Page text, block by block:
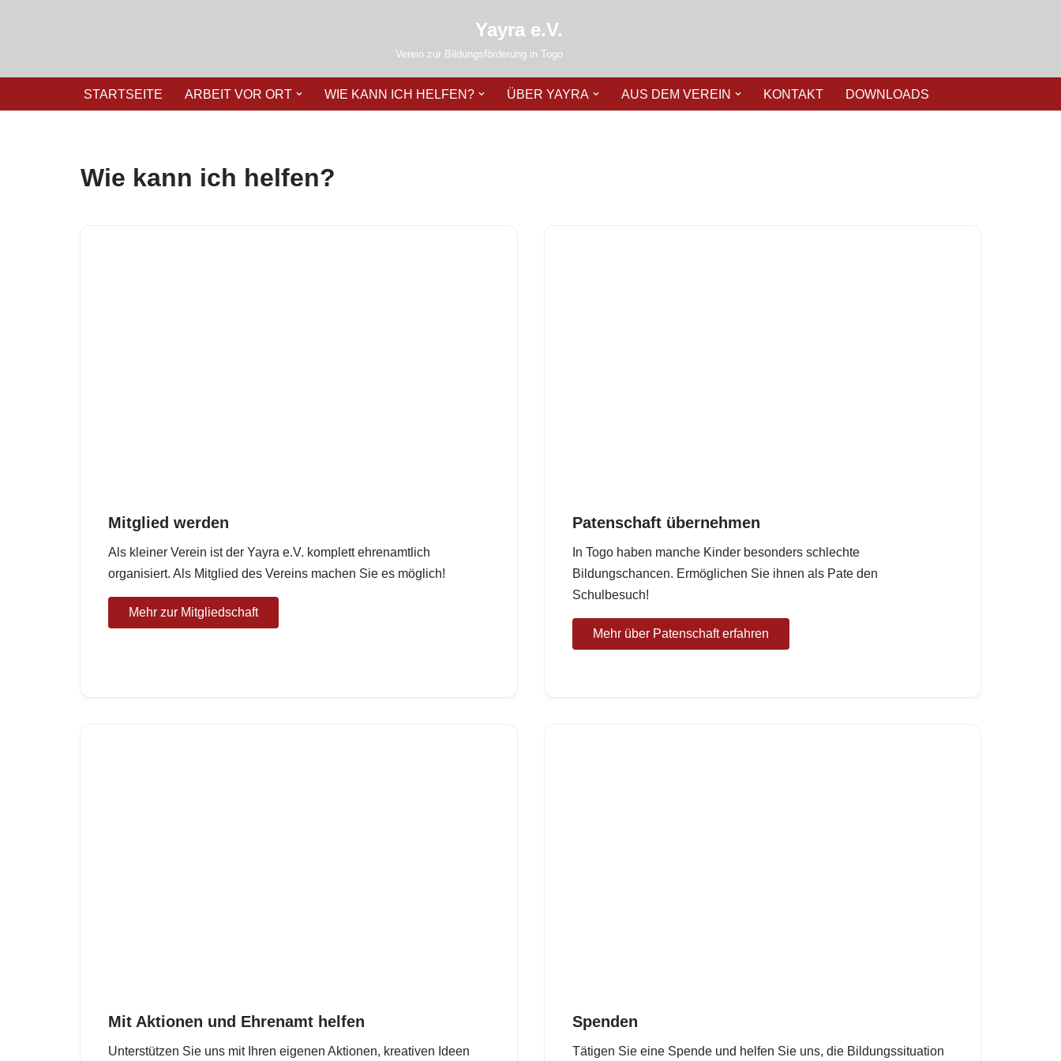
Yayra e.V.
Verein zur Bildungsförderung in Togo
STARTSEITE ARBEIT VOR ORT WIE KANN ICH HELFEN? ÜBER YAYRA AUS DEM VEREIN KONTAKT DOWNLOADS
Wie kann ich helfen?
Mitglied werden
Als kleiner Verein ist der Yayra e.V. komplett ehrenamtlich
organisiert. Als Mitglied des Vereins machen Sie es möglich!
Mehr zur Mitgliedschaft
Patenschaft übernehmen
In Togo haben manche Kinder besonders schlechte
Bildungschancen. Ermöglichen Sie ihnen als Pate den
Schulbesuch!
Mehr über Patenschaft erfahren
Mit Aktionen und Ehrenamt helfen
Unterstützen Sie uns mit Ihren eigenen Aktionen, kreativen Ideen
Spenden
Tätigen Sie eine Spende und helfen Sie uns, die Bildungssituation